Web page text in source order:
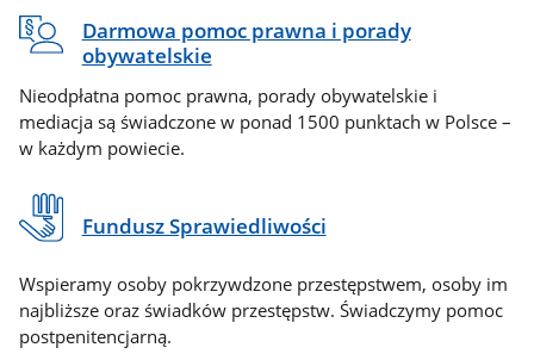
Darmowa pomoc prawna i porady
obywatelskie
Nieodpłatna pomoc prawna, porady obywatelskie i
mediacja są świadczone w ponad 1500 punktach w Polsce –
w każdym powiecie.
Fundusz Sprawiedliwości
Wspieramy osoby pokrzywdzone przestępstwem, osoby im
najbliższe oraz świadków przestępstw. Świadczymy pomoc
postpenitencjarną.